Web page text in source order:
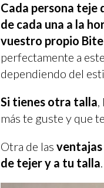
Cada persona teje
de cada una a la
vuestro propio
perfectamente a
dependiendo del
Si tienes otra talla,
más te guste y que
Otra de las ventajas
de tejer y a tu talla